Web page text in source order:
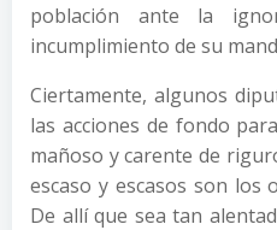
población ante la
incumplimiento de su
Ciertamente, algunos
las acciones de fondo
mañoso y carente de
escaso y escasos son los
De allí que sea tan